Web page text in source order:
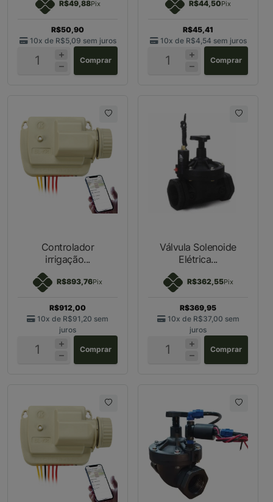
R$49,88Pix
R$50,90
10x de R$5,09 sem juros
Comprar
R$44,50Pix
R$45,41
10x de R$4,54 sem juros
Comprar
Controlador
irrigação...
R$893,76Pix
R$912,00
10x de R$91,20 sem
juros
Comprar
Válvula Solenoide
Elétrica...
R$362,55Pix
R$369,95
10x de R$37,00 sem
juros
Comprar